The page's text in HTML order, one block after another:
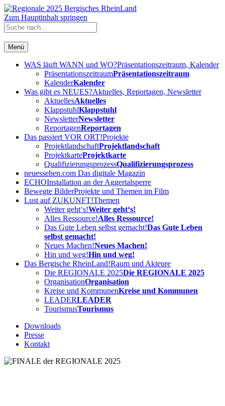
Zum Hauptinhalt springen
Menü
WAS läuft WANN und WO?Präsentationszeitraum, Kalender
PräsentationszeitraumPräsentationszeitraum
KalenderKalender
Was gibt es NEUES?Aktuelles, Reportagen, Newsletter
AktuellesAktuelles
KlappstuhlKlappstuhl
NewsletterNewsletter
ReportagenReportagen
Das passiert VOR ORT!Projekte
ProjektlandschaftProjektlandschaft
ProjektkarteProjektkarte
QualifizierungsprozessQualifizierungsprozess
neuessehen.com Das digitale Magazin
ECHOInstallation an der Aggertalsperre
Bewegte BilderProjekte und Themen im Film
Lust auf ZUKUNFT!Themen
Weiter geht‘s!Weiter geht‘s!
Alles Ressource!Alles Ressource!
Das Gute Leben selbst gemacht!Das Gute Leben
selbst gemacht!
Neues Machen!Neues Machen!
Hin und weg!Hin und weg!
Das Bergische RheinLand!Raum und Akteure
Die REGIONALE 2025Die REGIONALE 2025
OrganisationOrganisation
Kreise und KommunenKreise und Kommunen
LEADERLEADER
TourismusTourismus
Downloads
Presse
Kontakt